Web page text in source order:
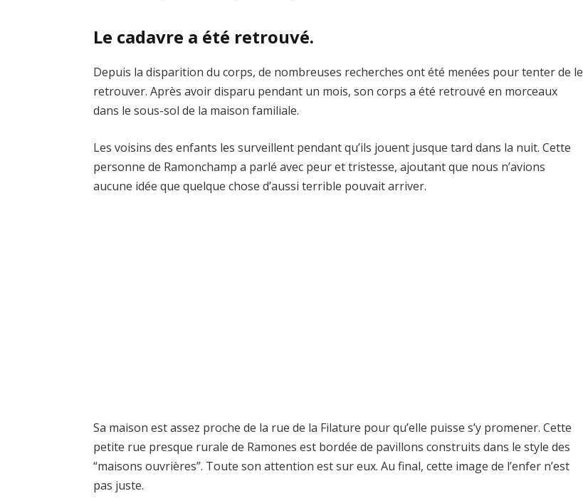
Le cadavre a été retrouvé.
Depuis la disparition du corps, de nombreuses recherches ont été menées pour tenter de le
retrouver. Après avoir disparu pendant un mois, son corps a été retrouvé en morceaux
dans le sous-sol de la maison familiale.
Les voisins des enfants les surveillent pendant qu’ils jouent jusque tard dans la nuit. Cette
personne de Ramonchamp a parlé avec peur et tristesse, ajoutant que nous n’avions
aucune idée que quelque chose d’aussi terrible pouvait arriver.
Sa maison est assez proche de la rue de la Filature pour qu’elle puisse s’y promener. Cette
petite rue presque rurale de Ramones est bordée de pavillons construits dans le style des
“maisons ouvrières”. Toute son attention est sur eux. Au final, cette image de l’enfer n’est
pas juste.